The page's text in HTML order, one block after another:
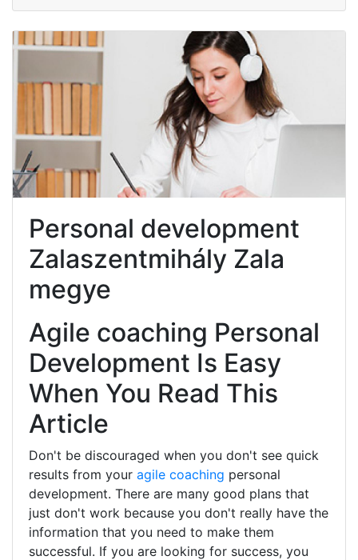
Personal development
Zalaszentmihály Zala
megye
Agile coaching Personal
Development Is Easy
When You Read This
Article
Don't be discouraged when you don't see quick
results from your agile coaching personal
development. There are many good plans that
just don't work because you don't really have the
information that you need to make them
successful. If you are looking for success, you